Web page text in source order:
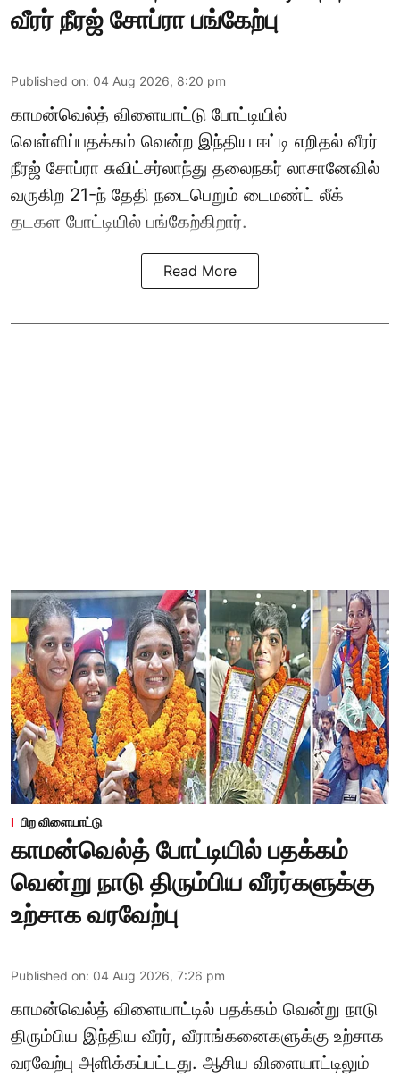
வீரர் நீரஜ் சோப்ரா பங்கேற்பு
Published on: 04 Aug 2026, 8:20 pm
காமன்வெல்த் விளையாட்டு போட்டியில்
வெள்ளிப்பதக்கம் வென்ற இந்திய ஈட்டி எறிதல் வீரர்
நீரஜ் சோப்ரா சுவிட்சர்லாந்து தலைநகர் லாசானேவில்
வருகிற 21-ந் தேதி நடைபெறும் டைமண்ட் லீக்
தடகள போட்டியில் பங்கேற்கிறார்.
Read More
பிற விளையாட்டு
காமன்வெல்த் போட்டியில் பதக்கம்
வென்று நாடு திரும்பிய வீரர்களுக்கு
உற்சாக வரவேற்பு
Published on: 04 Aug 2026, 7:26 pm
காமன்வெல்த் விளையாட்டில் பதக்கம் வென்று நாடு
திரும்பிய இந்திய வீரர், வீராங்கனைகளுக்கு உற்சாக
வரவேற்பு அளிக்கப்பட்டது. ஆசிய விளையாட்டிலும்